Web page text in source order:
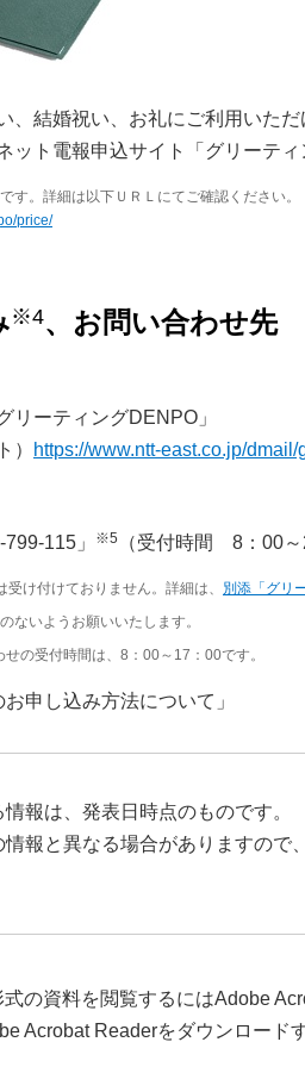
、結婚祝い、お礼にご利用いた
ット電報申込サイト「グリーティ
す。詳細は以下ＵＲＬにてご確認ください。
price/
※4、お問い合わせ先
リーティングDENPO」
）
https://www.ntt-east.co.jp/dmail/
115」
※5 （受付時間 8：00
け付けておりません。詳細は、 別添「グリ
ないようお願いいたします。
の受付時間は、8：00～17：00です。
申し込み方法について」
報は、発表日時点のものです。
報と異なる場合がありますので
式の資料を閲覧するにはAdobe
Acrobat Readerをダウンロード